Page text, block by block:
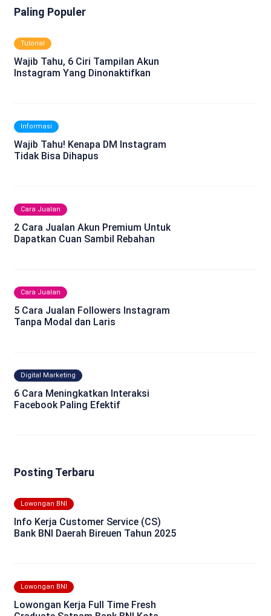
Paling Populer
Tutorial
Wajib Tahu, 6 Ciri Tampilan Akun
Instagram Yang Dinonaktifkan
Informasi
Wajib Tahu! Kenapa DM Instagram
Tidak Bisa Dihapus
Cara Jualan
2 Cara Jualan Akun Premium Untuk
Dapatkan Cuan Sambil Rebahan
Cara Jualan
5 Cara Jualan Followers Instagram
Tanpa Modal dan Laris
Digital Marketing
6 Cara Meningkatkan Interaksi
Facebook Paling Efektif
Posting Terbaru
Lowongan BNI
Info Kerja Customer Service (CS)
Bank BNI Daerah Bireuen Tahun 2025
Lowongan BNI
Lowongan Kerja Full Time Fresh